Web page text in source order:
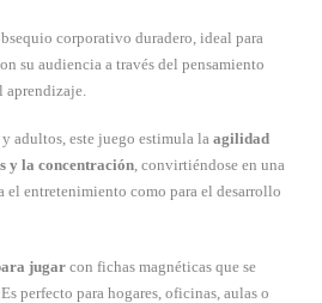
corporativo duradero, ideal para
su audiencia a través del pensamiento
adultos, este juego estimula la agilidad
y la concentración, convirtiéndose en una
el entretenimiento como para el desarrollo
jugar con fichas magnéticas que se
perfecto para hogares, oficinas, aulas o